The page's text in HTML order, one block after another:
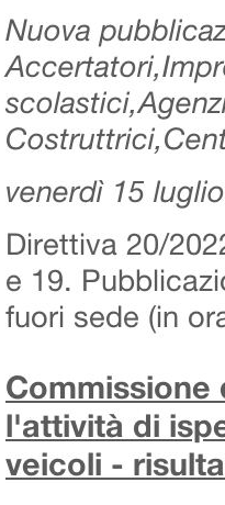
Nuova
venerdì 15
Direttiva 20/
e 19.
fuori sede (in
l'attività di
veicoli -